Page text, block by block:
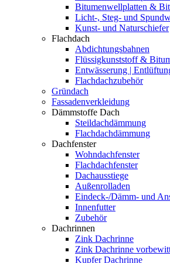
Bitumenwellplatten &
Licht-, Steg- und
Kunst- und Naturschiefer
Flachdach
Abdichtungsbahnen
Flüssigkunststoff &
Entwässerung |
Flachdachzubehör
Gründach
Fassadenverkleidung
Dämmstoffe Dach
Steildachdämmung
Flachdachdämmung
Dachfenster
Wohndachfenster
Flachdachfenster
Dachausstiege
Außenrolladen
Eindeck-/Dämm- und
Innenfutter
Zubehör
Dachrinnen
Zink Dachrinne
Zink Dachrinne
Kupfer Dachrinne